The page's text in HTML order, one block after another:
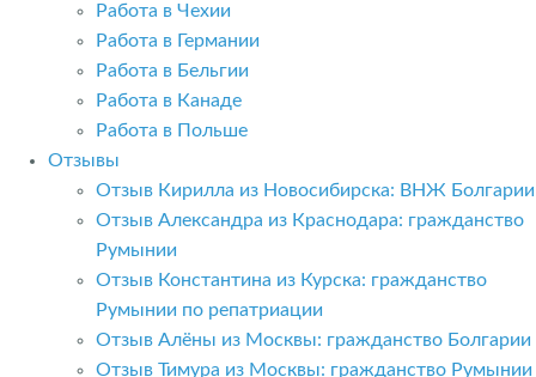
Работа в Чехии
Работа в Германии
Работа в Бельгии
Работа в Канаде
Работа в Польше
Отзывы
Отзыв Кирилла из Новосибирска: ВНЖ Болгарии
Отзыв Александра из Краснодара: гражданство
Румынии
Отзыв Константина из Курска: гражданство
Румынии по репатриации
Отзыв Алёны из Москвы: гражданство Болгарии
Отзыв Тимура из Москвы: гражданство Румынии